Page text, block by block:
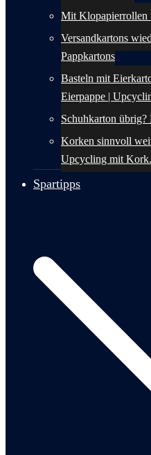
Mit Klopapierrollen
Versandkartons
Pappkartons
Basteln mit
Eierpappe |
Schuhkarton
Korken sinnvoll
Upcycling mit Kork.
Spartipps